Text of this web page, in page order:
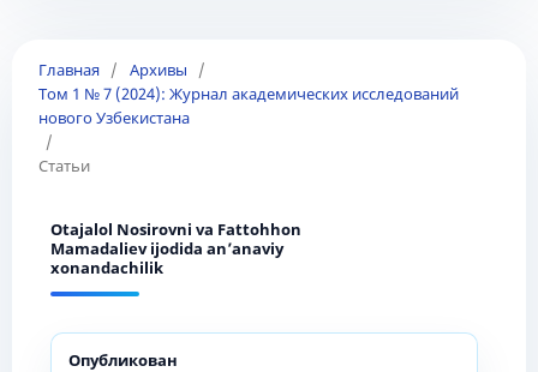
Главная / Архивы
/
Том 1 № 7 (2024): Журнал академических исследований
нового Узбекистана
/
Статьи
Otajalol Nosirovni va Fattohhon
Mamadaliev ijodida an’anaviy
xonandachilik
Опубликован